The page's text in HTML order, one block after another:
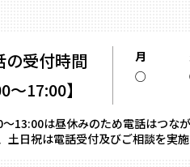
の受付時間
～17:00】
月
○
13:00は昼休みのため電話はつな
土日祝は電話受付及びご相談を実施